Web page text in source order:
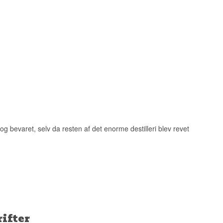
var i
står
bevaret, selv da resten af det enorme destilleri blev revet